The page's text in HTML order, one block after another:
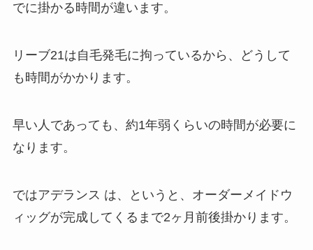
でに掛かる時間が違います。
リーブ21は自毛発毛に拘っているから、どうして
も時間がかかります。
早い人であっても、約1年弱くらいの時間が必要に
なります。
ではアデランス は、というと、オーダーメイドウ
ィッグが完成してくるまで2ヶ月前後掛かります。